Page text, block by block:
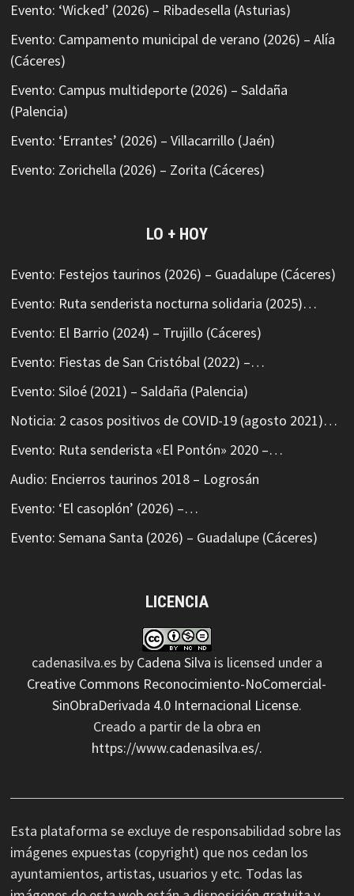
Evento: ‘Wicked’ (2026) – Ribadesella (Asturias)
Evento: Campamento municipal de verano (2026) – Alía
(Cáceres)
Evento: Campus multideporte (2026) – Saldaña
(Palencia)
Evento: ‘Errantes’ (2026) – Villacarrillo (Jaén)
Evento: Zorichella (2026) – Zorita (Cáceres)
LO + HOY
Evento: Festejos taurinos (2026) – Guadalupe (Cáceres)
Evento: Ruta senderista nocturna solidaria (2025)…
Evento: El Barrio (2024) – Trujillo (Cáceres)
Evento: Fiestas de San Cristóbal (2022) –…
Evento: Siloé (2021) – Saldaña (Palencia)
Noticia: 2 casos positivos de COVID-19 (agosto 2021)…
Evento: Ruta senderista «El Pontón» 2020 –…
Audio: Encierros taurinos 2018 – Logrosán
Evento: ‘El casoplón’ (2026) –…
Evento: Semana Santa (2026) – Guadalupe (Cáceres)
LICENCIA
cadenasilva.es by Cadena Silva is licensed under a
Creative Commons Reconocimiento-NoComercial-
SinObraDerivada 4.0 Internacional License.
Creado a partir de la obra en
https://www.cadenasilva.es/.
Esta plataforma se excluye de responsabilidad sobre las
imágenes expuestas (copyright) que nos cedan los
ayuntamientos, artistas, usuarios y etc. Todas las